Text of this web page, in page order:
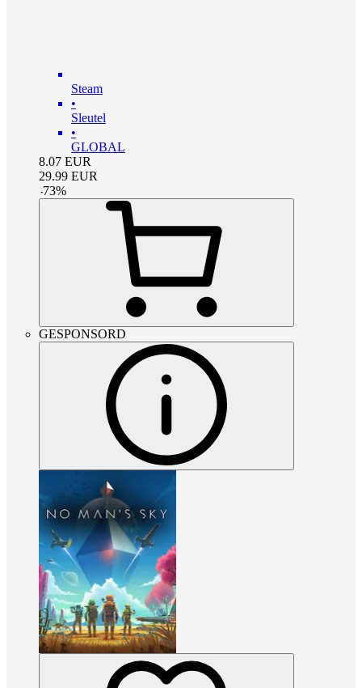
Steam
•
Sleutel
•
GLOBAL
8.07 EUR
29.99 EUR
-73%
GESPONSORD